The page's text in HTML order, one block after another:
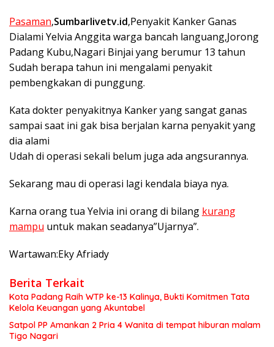
Pasaman,Sumbarlivetv.id,Penyakit Kanker Ganas
Dialami Yelvia Anggita warga bancah languang,Jorong
Padang Kubu,Nagari Binjai yang berumur 13 tahun
Sudah berapa tahun ini mengalami penyakit
pembengkakan di punggung.
Kata dokter penyakitnya Kanker yang sangat ganas
sampai saat ini gak bisa berjalan karna penyakit yang
dia alami
Udah di operasi sekali belum juga ada angsurannya.
Sekarang mau di operasi lagi kendala biaya nya.
Karna orang tua Yelvia ini orang di bilang kurang
mampu untuk makan seadanya”Ujarnya”.
Wartawan:Eky Afriady
Berita Terkait
Kota Padang Raih WTP ke-13 Kalinya, Bukti Komitmen Tata
Kelola Keuangan yang Akuntabel
Satpol PP Amankan 2 Pria 4 Wanita di tempat hiburan malam
Tigo Nagari